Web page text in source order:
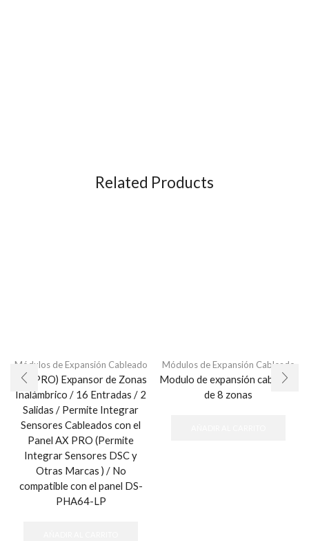
Related Products
Módulos de Expansión Cableado
(AX PRO) Expansor de Zonas
Inalámbrico / 16 Entradas / 2
Salidas / Permite Integrar
Sensores Cableados con el
Panel AX PRO (Permite
Integrar Sensores DSC y
Otras Marcas ) / No
compatible con el panel DS-
PHA64-LP
Módulos de Expansión Cableado
Modulo de expansión cableado
de 8 zonas